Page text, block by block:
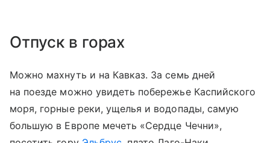
Отпуск в горах
Можно махнуть и на Кавказ. За семь дней
на поезде можно увидеть побережье Каспийского
моря, горные реки, ущелья и водопады, самую
большую в Европе мечеть «Сердце Чечни»,